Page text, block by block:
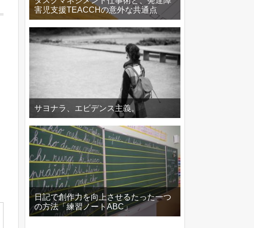
害児支援TEACCHの意外な共通点
サヨナラ、エビデンス主義。
日記で創作力を向上させるたった一つ
の方法「練習ノートABC」